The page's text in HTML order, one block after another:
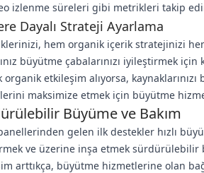
izlenme süreleri gibi metrikleri takip
Dayalı Strateji Ayarlama
hem organik içerik stratejinizi
büyütme çabalarınızı iyileştirmek
organik etkileşim alıyorsa,
maksimize etmek için büyütme
Büyüme ve Bakım
gelen ilk destekler hızlı
ve üzerine inşa etmek sürdürülebilir
arttıkça, büyütme hizmetlerine olan